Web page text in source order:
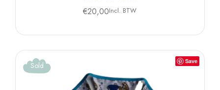
€20,00Incl. BTW
Save
Sold